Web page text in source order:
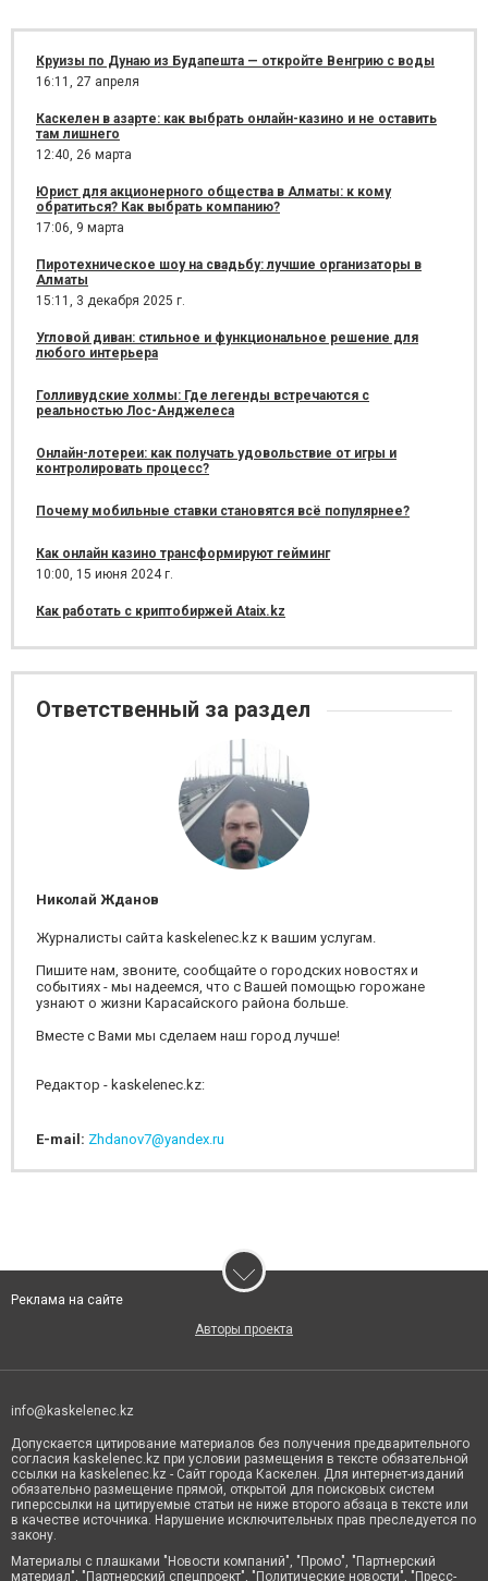
Круизы по Дунаю из Будапешта — откройте Венгрию с воды
16:11, 27 апреля
Каскелен в азарте: как выбрать онлайн-казино и не оставить
там лишнего
12:40, 26 марта
Юрист для акционерного общества в Алматы: к кому
обратиться? Как выбрать компанию?
17:06, 9 марта
Пиротехническое шоу на свадьбу: лучшие организаторы в
Алматы
15:11, 3 декабря 2025 г.
Угловой диван: стильное и функциональное решение для
любого интерьера
Голливудские холмы: Где легенды встречаются с
реальностью Лос-Анджелеса
Онлайн-лотереи: как получать удовольствие от игры и
контролировать процесс?
Почему мобильные ставки становятся всё популярнее?
Как онлайн казино трансформируют гейминг
10:00, 15 июня 2024 г.
Как работать с криптобиржей Ataix.kz
Ответственный за раздел
Николай Жданов
Журналисты сайта kaskelenec.kz к вашим услугам.
Пишите нам, звоните, сообщайте о городских новостях и
событиях - мы надеемся, что с Вашей помощью горожане
узнают о жизни Карасайского района больше.
Вместе с Вами мы сделаем наш город лучше!
Редактор - kaskelenec.kz:
E-mail: Zhdanov7@yandex.ru
Реклама на сайте
Авторы проекта
info@kaskelenec.kz
Допускается цитирование материалов без получения предварительного
согласия kaskelenec.kz при условии размещения в тексте обязательной
ссылки на kaskelenec.kz - Сайт города Каскелен. Для интернет-изданий
обязательно размещение прямой, открытой для поисковых систем
гиперссылки на цитируемые статьи не ниже второго абзаца в тексте или
в качестве источника. Нарушение исключительных прав преследуется по
закону.
Материалы с плашками "Новости компаний", "Промо", "Партнерский
материал", "Партнерский спецпроект", "Политические новости", "Пресс-